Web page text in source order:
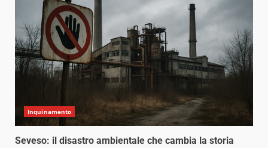
Inquinamento
Seveso: il disastro ambientale che cambia la storia